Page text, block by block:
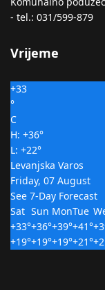
- tel.: 031/599-879
Vrijeme
+33
°
C
H: +36°
L: +22°
Levanjska Varos
Friday, 07 August
See 7-Day Forecast
Sat Sun MonTue
+33°+36°+39°+41°+
+19°+19°+19°+21°+